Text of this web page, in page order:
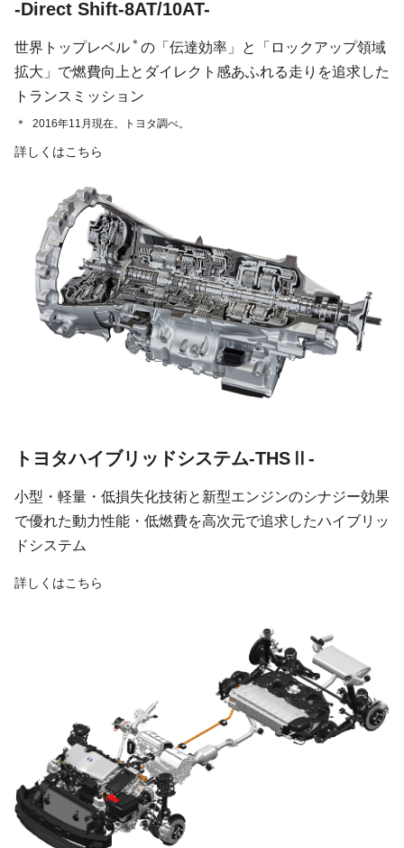
-Direct Shift-8AT/10AT-
世界トップレベル ＊ の「伝達効率」と「ロックアップ領域
拡大」で燃費向上とダイレクト感あふれる走りを追求した
トランスミッション
＊ 2016年11月現在。トヨタ調べ。
詳しくはこちら
トヨタハイブリッドシステム-THSⅡ-
小型・軽量・低損失化技術と新型エンジンのシナジー効果
で優れた動力性能・低燃費を高次元で追求したハイブリッ
ドシステム
詳しくはこちら